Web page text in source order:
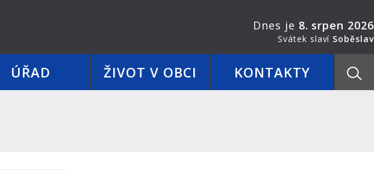
ÚŘAD ŽIVOT V OBCI KONTAKTY
Dnes je 8. srpen 2026
Svátek slaví Soběslav